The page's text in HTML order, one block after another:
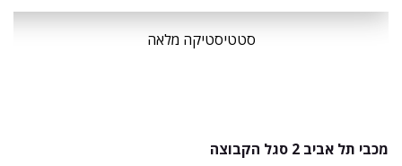
סטטיסטיקה מלאה
מכבי תל אביב 2 סגל הקבוצה